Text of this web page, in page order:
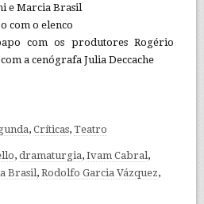
e Marcia Brasil
com o elenco
com os produtores Rogério
a cenógrafa Julia Deccache
, Críticas, Teatro
, dramaturgia, Ivam Cabral ,
Brasil, Rodolfo Garcia Vázquez,